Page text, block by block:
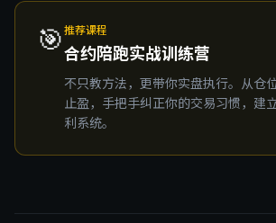
🎯 推荐课程
合约陪跑实战训练营
不只教方法，更带你实盘执行。从仓
止盈，手把手纠正你的交易习惯，建
利系统。